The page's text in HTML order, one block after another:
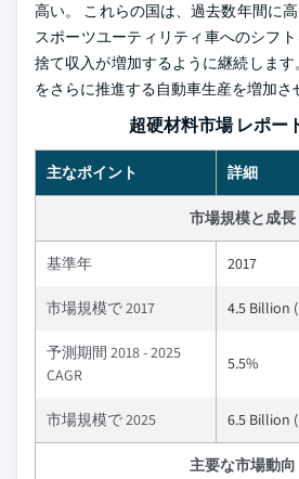
高い。 これらの国は、過去数年間に
スポーツユーティリティ車へのシフ
捨て収入が増加するように継続しま
をさらに推進する自動車生産を増加さ
超硬材料市場 レポー
主なポイント 詳細
市場規模と成長
基準年 2017
市場規模で 2017 4.5 Billion
予測期間 2018 - 2025
CAGR
5.5%
市場規模で 2025 6.5 Billion
主要な市場動向